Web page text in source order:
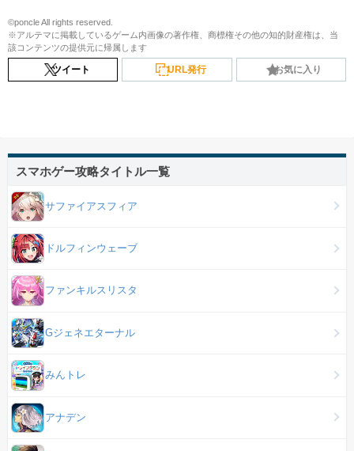
©poncle All rights reserved.
※アルテマに掲載しているゲーム内画像の著作権、商標権その他の知的財産権は、当
該コンテンツの提供元に帰属します
ツイート URL発行 お気に入り
スマホゲー攻略タイトル一覧
サファイアスフィア
ドルフィンウェーブ
ファンキルスリスタ
Gジェネエターナル
みんトレ
アナデン